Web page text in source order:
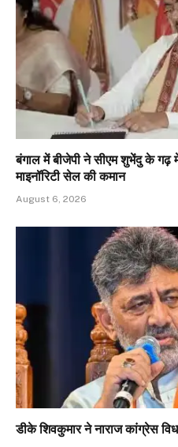
बंगाल में बीजेपी ने सीएम शुभेंदु के गढ़
माइनॉरिटी सेल की कमान
August 6, 2026
डीके शिवकुमार ने नाराज कांग्रेस